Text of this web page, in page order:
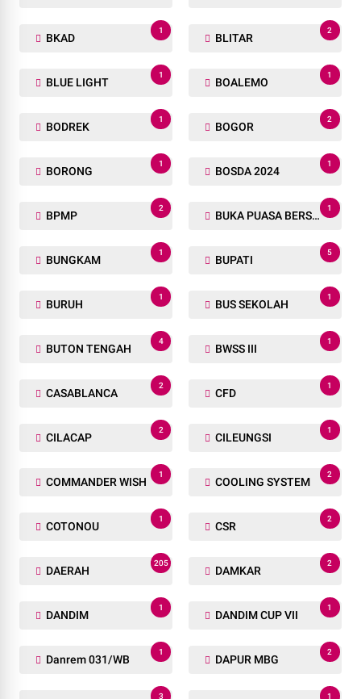
BKAD
1
BLITAR
2
BLUE LIGHT
1
BOALEMO
1
BODREK
1
BOGOR
2
BORONG
1
BOSDA 2024
1
BPMP
2
BUKA PUASA BERSAMA
1
BUNGKAM
1
BUPATI
5
BURUH
1
BUS SEKOLAH
1
BUTON TENGAH
4
BWSS III
1
CASABLANCA
2
CFD
1
CILACAP
2
CILEUNGSI
1
COMMANDER WISH
1
COOLING SYSTEM
2
COTONOU
1
CSR
2
DAERAH
205
DAMKAR
2
DANDIM
1
DANDIM CUP VII
1
Danrem 031/WB
1
DAPUR MBG
2
3 1